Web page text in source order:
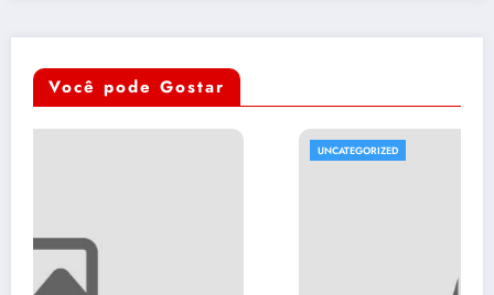
Você pode Gostar